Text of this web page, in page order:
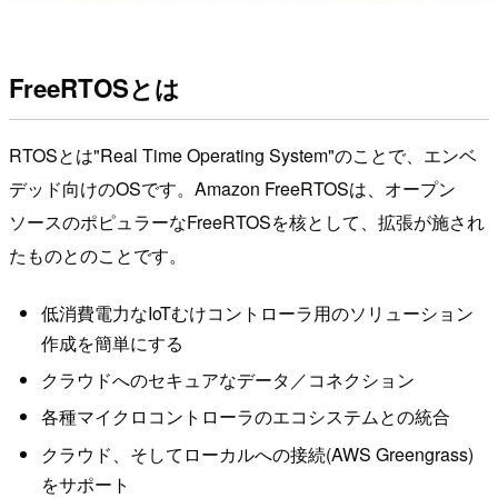
FreeRTOSとは
RTOSとは"Real Time Operating System"のことで、エンベ
デッド向けのOSです。Amazon FreeRTOSは、オープン
ソースのポピュラーなFreeRTOSを核として、拡張が施され
たものとのことです。
低消費電力なIoTむけコントローラ用のソリューション
作成を簡単にする
クラウドへのセキュアなデータ／コネクション
各種マイクロコントローラのエコシステムとの統合
クラウド、そしてローカルへの接続(AWS Greengrass)
をサポート